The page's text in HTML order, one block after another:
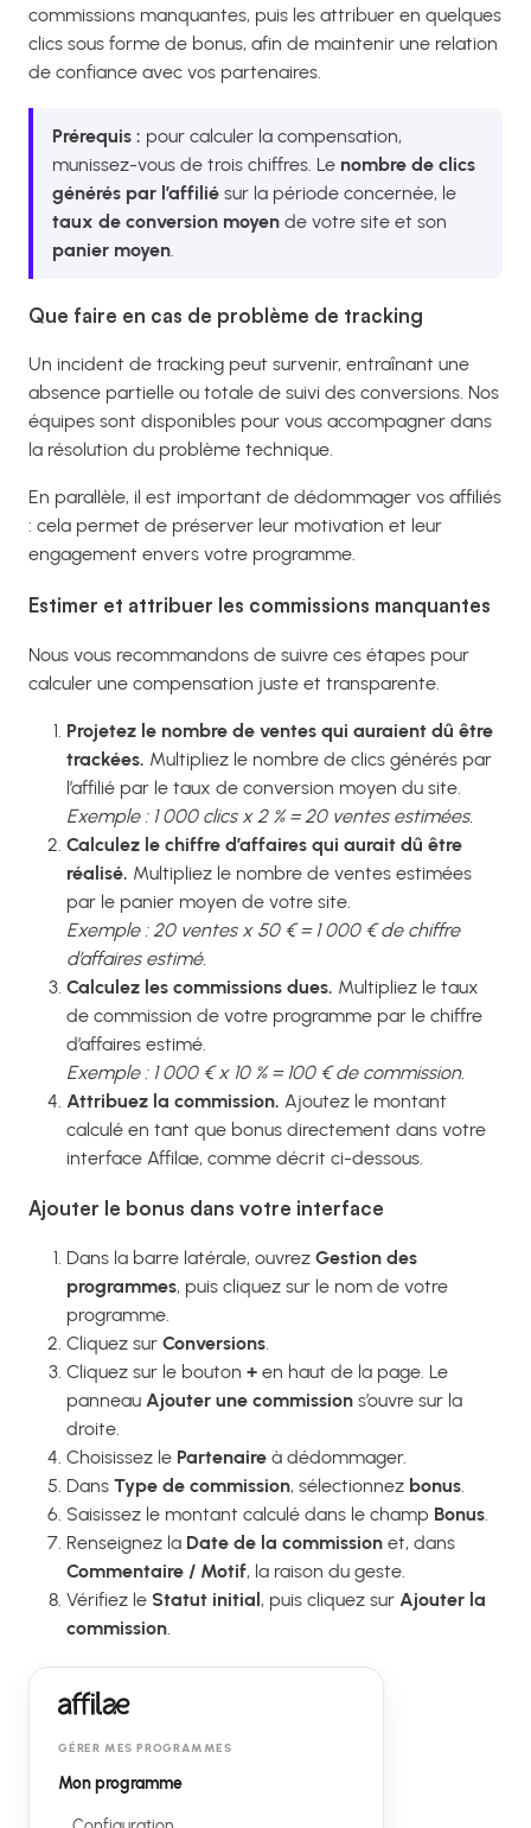
commissions manquantes, puis les attribuer en quelques
clics sous forme de bonus, afin de maintenir une relation
de confiance avec vos partenaires.
Prérequis : pour calculer la compensation,
munissez-vous de trois chiffres. Le nombre de clics
générés par l’affilié sur la période concernée, le
taux de conversion moyen de votre site et son
panier moyen
Que faire en cas de problème de tracking
Un incident de tracking peut survenir, entraînant une
absence partielle ou totale de suivi des conversions. Nos
équipes sont disponibles pour vous accompagner dans
la résolution du problème technique.
En parallèle, il est important de dédommager vos affiliés
: cela permet de préserver leur motivation et leur
engagement envers votre programme.
Estimer et attribuer les commissions manquantes
Nous vous recommandons de suivre ces étapes pour
calculer une compensation juste et transparente.
Projetez le nombre de ventes qui auraient dû être
trackées. Multipliez le nombre de clics générés par
l’affilié par le taux de conversion moyen du site.
Exemple : 1 000 clics x 2 % = 20 ventes estimées.
Calculez le chiffre d’affaires qui aurait dû être
réalisé. Multipliez le nombre de ventes estimées
par le panier moyen de votre site.
Exemple : 20 ventes x 50 € = 1 000 € de chiffre
d’affaires estimé.
Calculez les commissions dues. Multipliez le taux
de commission de votre programme par le chiffre
d’affaires estimé.
Exemple : 1 000 € x 10 % = 100 € de commission.
Attribuez la commission. Ajoutez le montant
calculé en tant que bonus directement dans votre
interface Affilae, comme décrit ci-dessous.
Ajouter le bonus dans votre interface
Dans la barre latérale, ouvrez Gestion des
programmes, puis cliquez sur le nom de votre
programme.
Cliquez sur Conversions.
Cliquez sur le bouton + en haut de la page. Le
panneau Ajouter une commission s’ouvre sur la
droite.
Choisissez le Partenaire à dédommager.
Dans Type de commission, sélectionnez bonus.
Saisissez le montant calculé dans le champ Bonus.
Renseignez la Date de la commission et, dans
Commentaire / Motif, la raison du geste.
Vérifiez le Statut initial, puis cliquez sur Ajouter la
commission.
GÉRER MES PROGRAMMES
Mon programme